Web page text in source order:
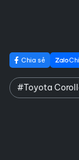
Chia sẻ
#Toyota